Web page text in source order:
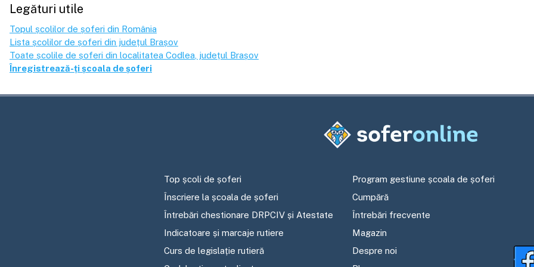
Legături utile
Topul școlilor de șoferi din România
Lista școlilor de șoferi din județul Brașov
Toate școlile de șoferi din localitatea Codlea , județul Brașov
Înregistrează-ți școala de șoferi
Top școli de șoferi
Înscriere la școala de șoferi
Întrebări chestionare DRPCIV și Atestate
Indicatoare și marcaje rutiere
Curs de legislație rutieră
Program gestiune școala de șoferi
Cumpără
Întrebări frecvente
Magazin
Despre noi